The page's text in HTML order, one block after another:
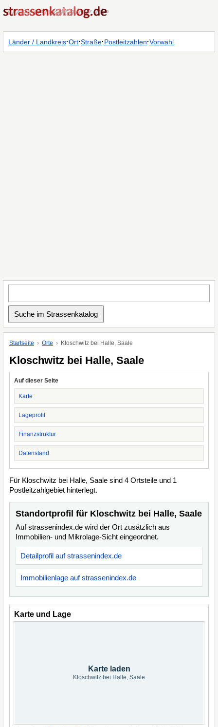
Länder / Landkreis·Ort·Straße·Postleitzahlen·Vorwahl
Startseite Orte Kloschwitz bei Halle, Saale
Kloschwitz bei Halle, Saale
Auf dieser Seite
Karte
Lageprofil
Finanzstruktur
Datenstand
Für Kloschwitz bei Halle, Saale sind 4 Ortsteile und 1
Postleitzahlgebiet hinterlegt.
Standortprofil für Kloschwitz bei Halle, Saale
Auf strassenindex.de wird der Ort zusätzlich aus
Immobilien- und Mikrolage-Sicht eingeordnet.
Detailprofil auf strassenindex.de
Immobilienlage auf strassenindex.de
Karte und Lage
Karte laden
Kloschwitz bei Halle, Saale